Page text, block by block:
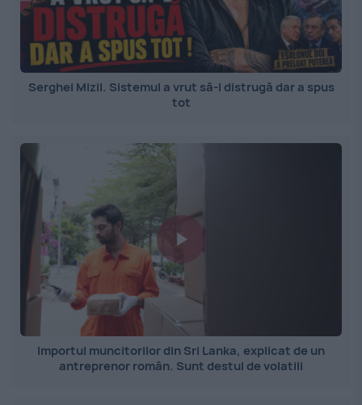
Serghei Mizil. Sistemul a vrut să-l distrugă dar a spus
tot
Importul muncitorilor din Sri Lanka, explicat de un
antreprenor român. Sunt destul de volatili